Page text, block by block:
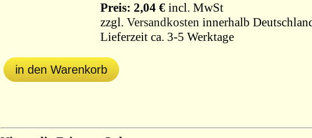
Preis: 2,04 € incl. MwSt
zzgl. Versandkosten innerhalb
Lieferzeit ca. 3-5 Werktage
in den Warenkorb